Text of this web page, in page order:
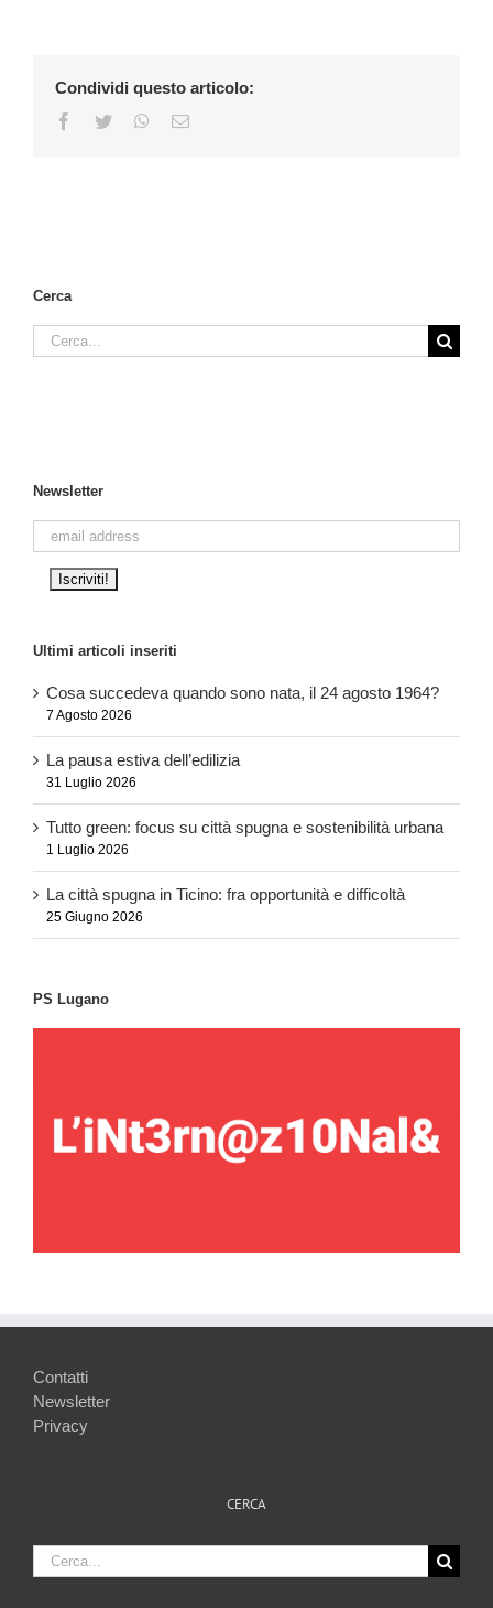
Condividi questo articolo:
Facebook
Twitter WhatsApp
Email
Cerca
Cerca
per:
Newsletter
Ultimi articoli inseriti
Cosa succedeva quando sono nata, il 24 agosto 1964?
7 Agosto 2026
La pausa estiva dell’edilizia
31 Luglio 2026
Tutto green: focus su città spugna e sostenibilità urbana
1 Luglio 2026
La città spugna in Ticino: fra opportunità e difficoltà
25 Giugno 2026
PS Lugano
Contatti
Newsletter
Privacy
CERCA
Cerca
per: